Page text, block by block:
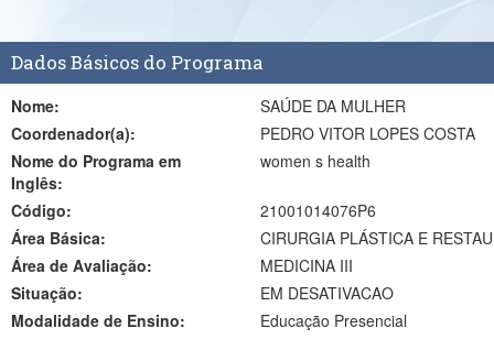
Dados Básicos do Programa
Nome:
SAÚDE DA MULHER
Coordenador(a):
PEDRO VITOR LOPES COSTA
Nome do Programa em
Inglês:
women s health
Código:
21001014076P6
Área Básica:
CIRURGIA PLÁSTICA E
Área de Avaliação:
MEDICINA III
Situação:
EM DESATIVACAO
Modalidade de Ensino:
Educação Presencial